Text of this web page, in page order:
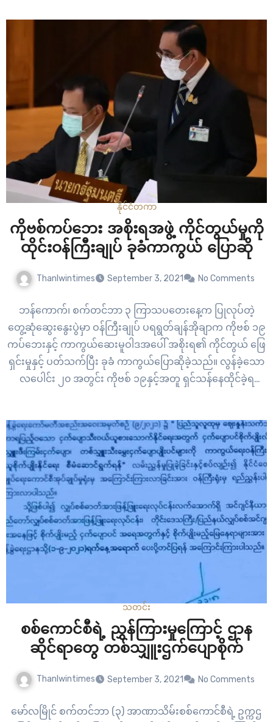
နိုင်ငံတကာ
ကိုဗစ်ကပ်ဘေး အစိုးရအဖွဲ့ ကိုင်တွယ်မှုကို
ထိုင်းဝန်ကြီးချုပ် ခုခံကာကွယ် ပြောဆို
Thanlwintimes September 3, 2021 No Comments
ဘန်ကောက်၊ စက်တင်ဘာ ၃ ကြာသပတေးနေ့က ပြုလုပ်တဲ့
တွေ့ဆုံဆွေးနွေးပွဲမှာ ဝန်ကြီးချုပ် ပရရွတ်ချန်အိုချာက ကိုဗစ် ၁၉
ကပ်ဘေးနှင့် ကာကွယ်ဆေးမူဝါဒအပေါ် အစိုးရ၏ ကိုင်တွယ် ဖြေ
ရှင်းမှုနှင့် ပတ်သက်ပြီး ခုခံ ကာကွယ်ပြောဆိုခဲ့သည်။ လွန်ခဲ့သော
လပေါင်း ၂၀ အတွင်း ကိုဗစ် ၁၉နှင့်အတူ ရှင်သန်နေထိုင်ခဲ့ရ
သတင်း
စစ်ကောင်စီရဲ့ ညွှန်ကြားမှုကြောင့် ဌာန
ဆိုင်ရာတွေ တစ်သျှူးဌက်ပျောစိုက်
Thanlwintimes September 3, 2021 No Comments
မော်လမြိုင် စက်တင်ဘာ (၃) အာဏာသိမ်းစစ်ကောင်စီရဲ့ ဥက္ကဌ